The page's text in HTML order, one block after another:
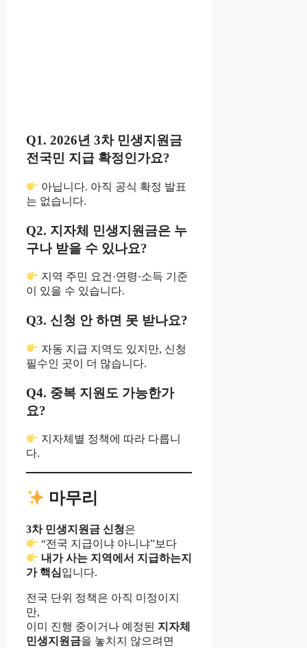
Q1. 2026년 3차 민생지원금
전국민 지급 확정인가요?
아닙니다. 아직 공식 확정 발표
는 없습니다.
Q2. 지자체 민생지원금은 누
구나 받을 수 있나요?
지역 주민 요건·연령·소득 기준
이 있을 수 있습니다.
Q3. 신청 안 하면 못 받나요?
자동 지급 지역도 있지만, 신청
필수인 곳이 더 많습니다.
Q4. 중복 지원도 가능한가
요?
지자체별 정책에 따라 다릅니
다.
마무리
3차 민생지원금 신청은
“전국 지급이냐 아니냐”보다
내가 사는 지역에서 지급하는지
가 핵심입니다.
전국 단위 정책은 아직 미정이지
만,
이미 진행 중이거나 예정된 지자체
민생지원금을 놓치지 않으려면